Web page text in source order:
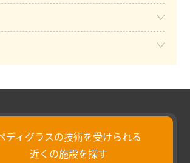
ディグラスの技術を受けられる
近くの施設を探す